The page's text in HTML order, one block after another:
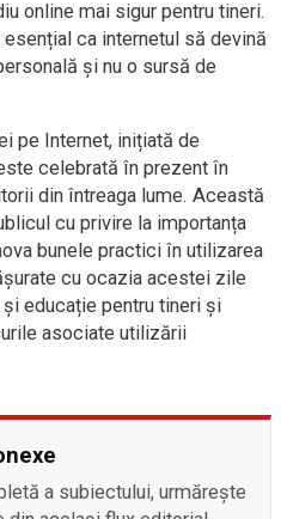
online mai sigur pentru tineri.
ca internetul să devină
și nu o sursă de
pe Internet, inițiată de
celebrată în prezent în
din întreaga lume. Această
cu privire la importanța
bunele practici în utilizarea
cu ocazia acestei zile
educație pentru tineri și
asociate utilizării
a subiectului, urmărește